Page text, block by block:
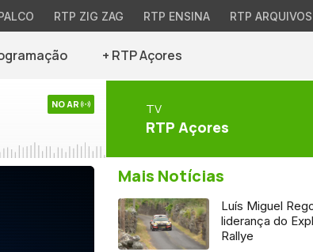
RTP ZIG ZAG RTP ENSINA RTP ARQUIVOS
+ RTP Açores
NO AR TV
RTP Açores
Mais Notícias
Luís Miguel
liderança do
Rallye